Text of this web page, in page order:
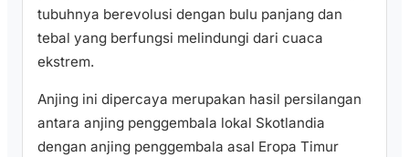
tubuhnya berevolusi dengan bulu panjang dan
tebal yang berfungsi melindungi dari cuaca
ekstrem.
Anjing ini dipercaya merupakan hasil persilangan
antara anjing penggembala lokal Skotlandia
dengan anjing penggembala asal Eropa Timur